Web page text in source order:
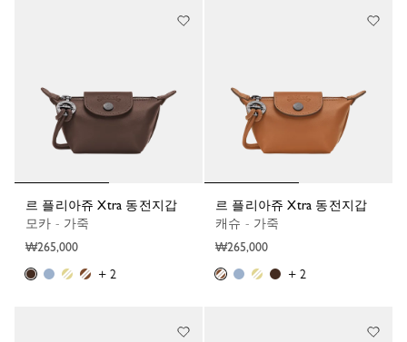
르 플리아쥬 Xtra 동전지갑
모카 - 가죽
₩265,000
+ 2
르 플리아쥬 Xtra 동전지갑
캐슈 - 가죽
₩265,000
+ 2